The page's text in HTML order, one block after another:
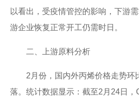
以看出，受疫情管控的影响，下游
游企业恢复正常开工仍需时日。
二、上游原料分析
2月份，国内外丙烯价格走势环
落。统计数据显示：截至2月24日，